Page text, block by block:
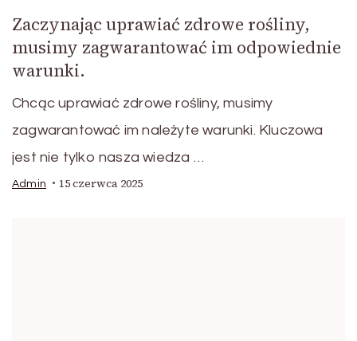
Zaczynając uprawiać zdrowe rośliny,
musimy zagwarantować im odpowiednie
warunki.
Chcąc uprawiać zdrowe rośliny, musimy
zagwarantować im należyte warunki. Kluczowa
jest nie tylko nasza wiedza …
Admin 15 czerwca 2025